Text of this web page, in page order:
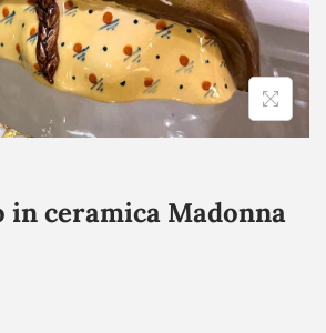
in ceramica Madonna